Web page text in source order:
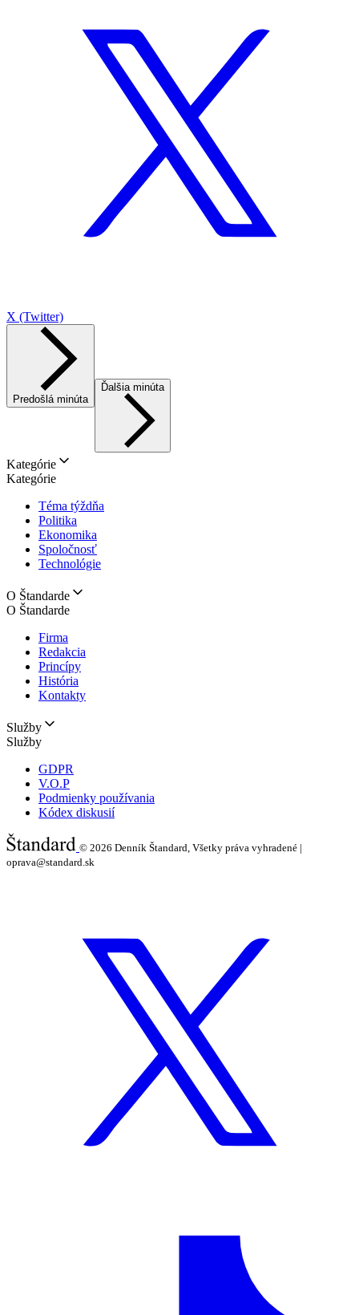
X (Twitter)
Predošlá minúta
Ďalšia minúta
Kategórie
Kategórie
Téma týždňa
Politika
Ekonomika
Spoločnosť
Technológie
O Štandarde
O Štandarde
Firma
Redakcia
Princípy
História
Kontakty
Služby
Služby
GDPR
V.O.P
Podmienky používania
Kódex diskusií
© 2026 Denník Štandard, Všetky práva vyhradené |
oprava@standard.sk